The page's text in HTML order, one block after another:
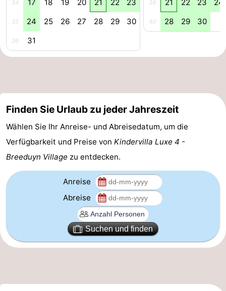
Het
Knokke-
Wenduine
-
De
Haan
-
Bredene
-
Middelkerke
Oostduinkerke
-
34 17 18 19 20 21 22 23
35 24 25 26 27 28 29 30
36 31
39 21 22 23 24
40 28 29 30
Finden Sie Urlaub zu jeder Jahreszeit
Wählen Sie Ihr Anreise- und Abreisedatum, um die
Verfügbarkeit und Preise von Kindervilla Luxe 4 -
Breeduyn Village zu entdecken.
Anreise
Abreise
Suchen und finden